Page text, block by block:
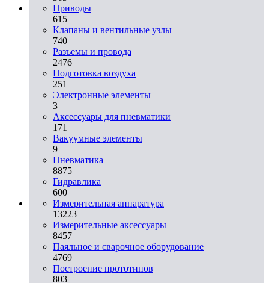
Приводы
615
Клапаны и вентильные узлы
740
Разъемы и провода
2476
Подготовка воздуха
251
Электронные элементы
3
Аксессуары для пневматики
171
Вакуумные элементы
9
Пневматика
8875
Гидравлика
600
Измерительная аппаратура
13223
Измерительные аксессуары
8457
Паяльное и сварочное оборудование
4769
Построение прототипов
803